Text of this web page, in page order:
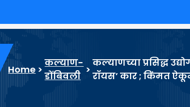
Home >
कल्याण-
डोंबिवली
>
कल्याणच्या प्रसिद्ध
रॉयस’ कार ; किंमत